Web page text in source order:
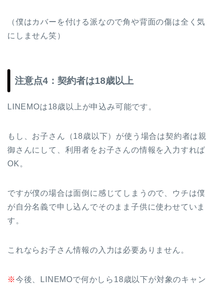
（僕はカバーを付ける派なので角や背面の傷は全く気
にしません笑）
注意点4：契約者は18歳以上
LINEMOは18歳以上が申込み可能です。
もし、お子さん（18歳以下）が使う場合は契約者は親
御さんにして、利用者をお子さんの情報を入力すれば
OK。
ですが僕の場合は面倒に感じてしまうので、ウチは僕
が自分名義で申し込んでそのまま子供に使わせていま
す。
これならお子さん情報の入力は必要ありません。
※今後、LINEMOで何かしら18歳以下が対象のキャン